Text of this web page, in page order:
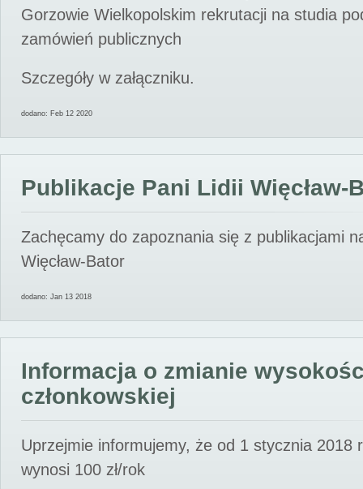
Gorzowie Wielkopolskim rekrutacji na studia
zamówień publicznych
Szczegóły w załączniku.
dodano: Feb 12 2020
Publikacje Pani Lidii Więcław-
Zachęcamy do zapoznania się z publikacjami
Więcław-Bator
dodano: Jan 13 2018
Informacja o zmianie
członkowskiej
Uprzejmie informujemy, że od 1 stycznia 2018
wynosi 100 zł/rok